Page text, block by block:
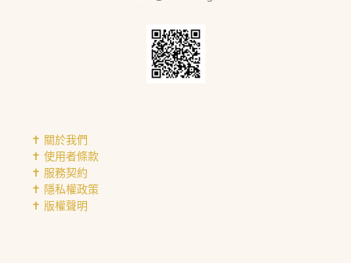
✝︎ 關於我們
✝︎ 使用者條款
✝︎ 服務契約
✝︎ 隱私權政策
✝︎ 版權聲明